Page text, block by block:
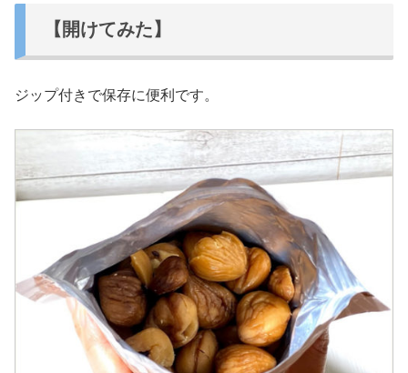
【開けてみた】
ジップ付きで保存に便利です。